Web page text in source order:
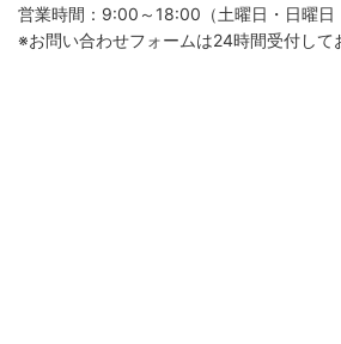
営業時間：9:00～18:00（土曜日・日曜日
※お問い合わせフォームは24時間受付して